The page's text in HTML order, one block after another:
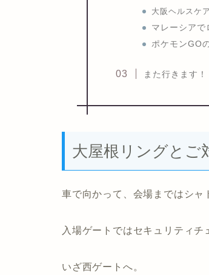
大阪ヘルスケ
マレーシアで
ポケモンGO
また行きます！
大屋根リングとご
車で向かって、会場まではシャ
入場ゲートではセキュリティチ
いざ西ゲートへ。